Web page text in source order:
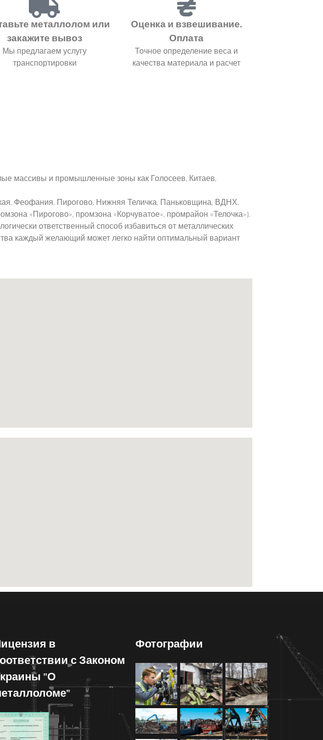
металлолом или
закажите вывоз
Мы предлагаем услугу
транспортировки
Оценка и взвешивание.
Оплата
Точное определение веса и
качества материала и расчет
массивы и промышленные зоны как Голосеев, Китаев,
Феофания, Пирогово, Нижняя Теличка, Паньковщина, ВДНХ,
«Пирогово», промзона «Корчуватое», промрайон «Телочка»).
ответственный способ избавиться от металлических
каждый желающий может легко найти оптимальный вариант
в
с Законом
"О
Фотографии